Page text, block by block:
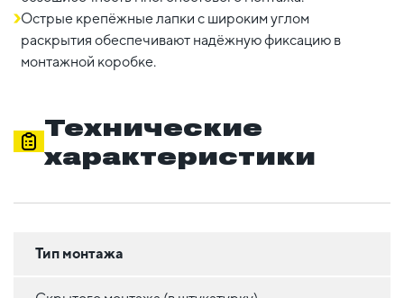
Острые крепёжные лапки с широким углом
раскрытия обеспечивают надёжную фиксацию в
монтажной коробке.
Технические
характеристики
Тип монтажа